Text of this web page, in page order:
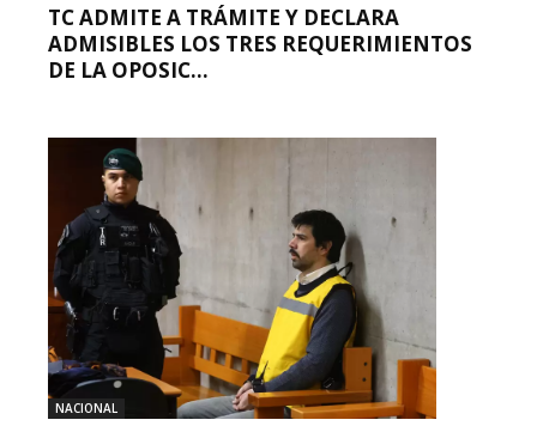
TC ADMITE A TRÁMITE Y DECLARA
ADMISIBLES LOS TRES REQUERIMIENTOS
DE LA OPOSIC...
NACIONAL